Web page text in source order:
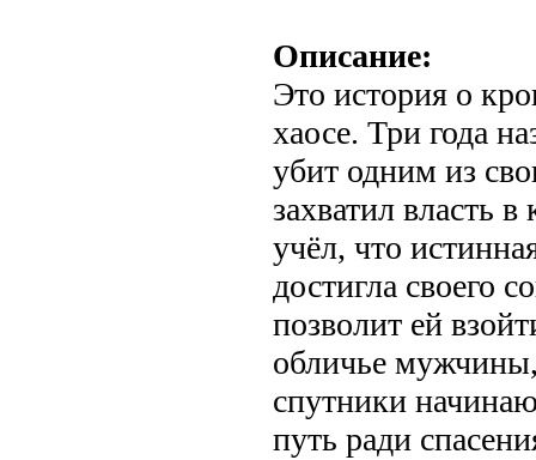
Описание:
Это история о
хаосе. Три года
убит одним из
захватил власть
учёл, что
достигла своего
позволит ей
обличье
спутники
путь ради